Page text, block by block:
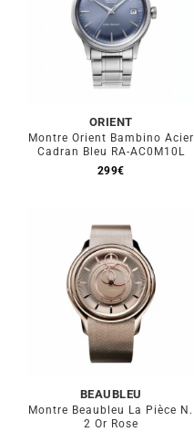
ORIENT
Montre Orient Bambino Acier
Cadran Bleu RA-AC0M10L
299€
BEAUBLEU
Montre Beaubleu La Pièce N.
2 Or Rose